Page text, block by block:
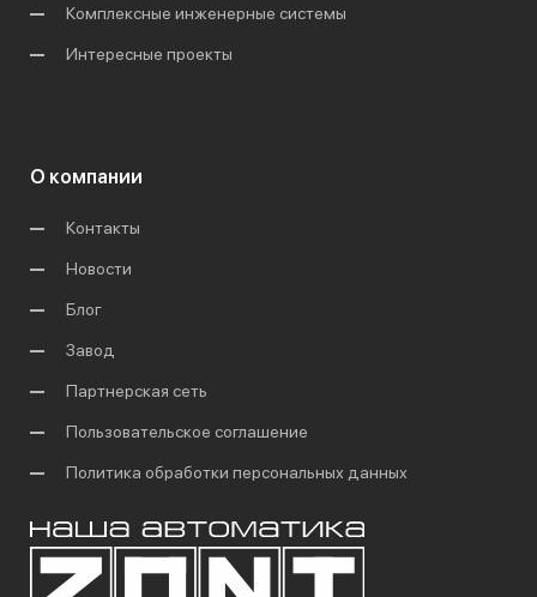
Комплексные инженерные системы
Интересные проекты
О компании
Контакты
Новости
Блог
Завод
Партнерская сеть
Пользовательское соглашение
Политика обработки персональных данных